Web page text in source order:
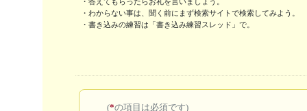
・わからない事は、聞く前にまず検索サイトで検索してみよう。
・書き込みの練習は「書き込み練習スレッド」で。
(*の項目は必須です)